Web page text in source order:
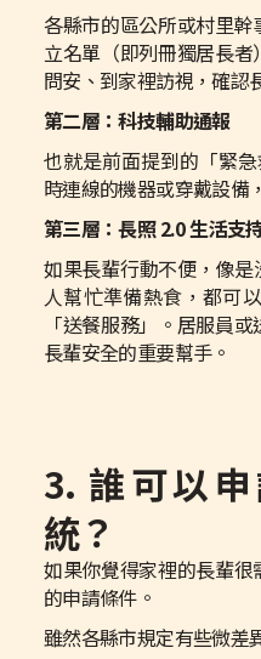
各縣市的區公所或村里
立名單（即列冊獨居長
問安、到家裡訪視，確認
第二層：科技輔助通報
也就是前面提到的「緊
時連線的機器或穿戴設備
第三層：長照 2.0 生活支
如果長輩行動不便，像
人幫忙準備熱食，都可
「送餐服務」。居服員
長輩安全的重要幫手。
3. 誰可以
統？
如果你覺得家裡的長輩
的申請條件。
雖然各縣市規定有些微差